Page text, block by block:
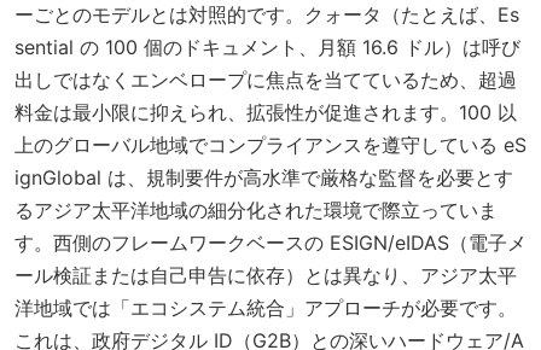
ーごとのモデルとは対照的です。クォータ（たとえば、Es
sential の 100 個のドキュメント、月額 16.6 ドル）は呼び
出しではなくエンベロープに焦点を当てているため、超過
料金は最小限に抑えられ、拡張性が促進されます。100 以
上のグローバル地域でコンプライアンスを遵守している eS
ignGlobal は、規制要件が高水準で厳格な監督を必要とす
るアジア太平洋地域の細分化された環境で際立っていま
す。西側のフレームワークベースの ESIGN/eIDAS（電子メ
ール検証または自己申告に依存）とは異なり、アジア太平
洋地域では「エコシステム統合」アプローチが必要です。
これは、政府デジタル ID（G2B）との深いハードウェア/A